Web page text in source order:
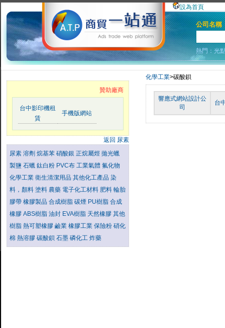
設為首頁
公司名稱
熱門：光
贊助廠商
台中影印機租
賃
手機版網站
返回 尿素
尿素 溶劑 烷基苯 硝酸銀 正烷屬烴 拋光蠟
製鹽 石蠟 鈦白粉 PVC布 工業氣體 氟化物
化學工業 衛生清潔用品 其他化工產品 染
料，顏料 塗料 農藥 電子化工材料 肥料 輪胎
膠帶 橡膠製品 合成樹脂 碳煙 PU樹脂 合成
橡膠 ABS樹脂 油封 EVA樹脂 天然橡膠 其他
樹脂 熱可塑橡膠 鹼業 橡膠工業 保險粉 硝化
棉 熱溶膠 碳酸鋇 石墨 磷化工 炸藥
化學工業>碳酸鋇
響應式網站設計公
司
台